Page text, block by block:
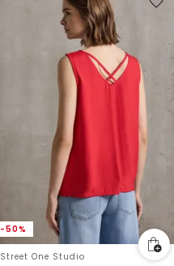
-50%
Street One Studio